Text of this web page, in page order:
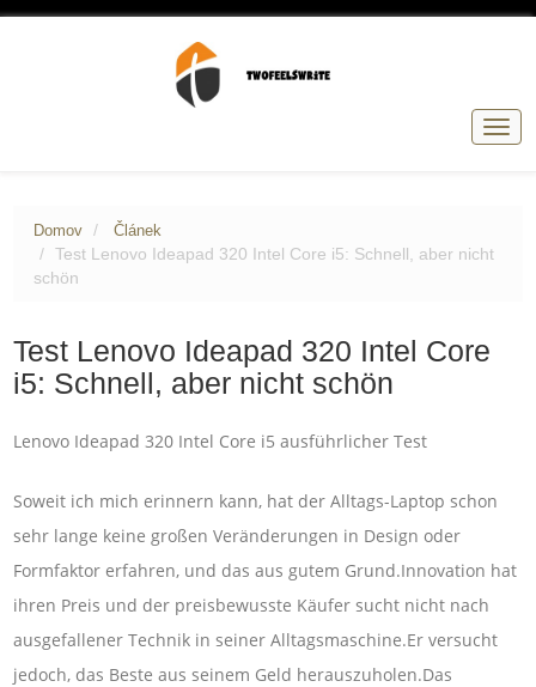
Domov Článek
Test Lenovo Ideapad 320 Intel Core i5: Schnell, aber nicht
schön
Test Lenovo Ideapad 320 Intel Core
i5: Schnell, aber nicht schön
Lenovo Ideapad 320 Intel Core i5 ausführlicher Test
Soweit ich mich erinnern kann, hat der Alltags-Laptop schon
sehr lange keine großen Veränderungen in Design oder
Formfaktor erfahren, und das aus gutem Grund.Innovation hat
ihren Preis und der preisbewusste Käufer sucht nicht nach
ausgefallener Technik in seiner Alltagsmaschine.Er versucht
jedoch, das Beste aus seinem Geld herauszuholen.Das